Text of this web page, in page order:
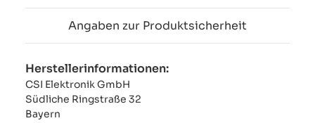
Angaben zur Produktsicherheit
Herstellerinformationen:
CSI Elektronik GmbH
Südliche Ringstraße 32
Bayern